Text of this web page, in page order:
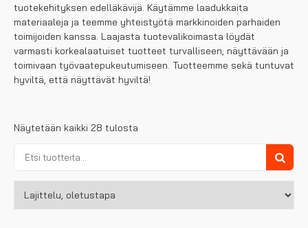
tuotekehityksen edelläkävijä. Käytämme laadukkaita
materiaaleja ja teemme yhteistyötä markkinoiden parhaiden
toimijoiden kanssa. Laajasta tuotevalikoimasta löydät
varmasti korkealaatuiset tuotteet turvalliseen, näyttävään ja
toimivaan työvaatepukeutumiseen. Tuotteemme sekä tuntuvat
hyviltä, että näyttävät hyviltä!
Näytetään kaikki 28 tulosta